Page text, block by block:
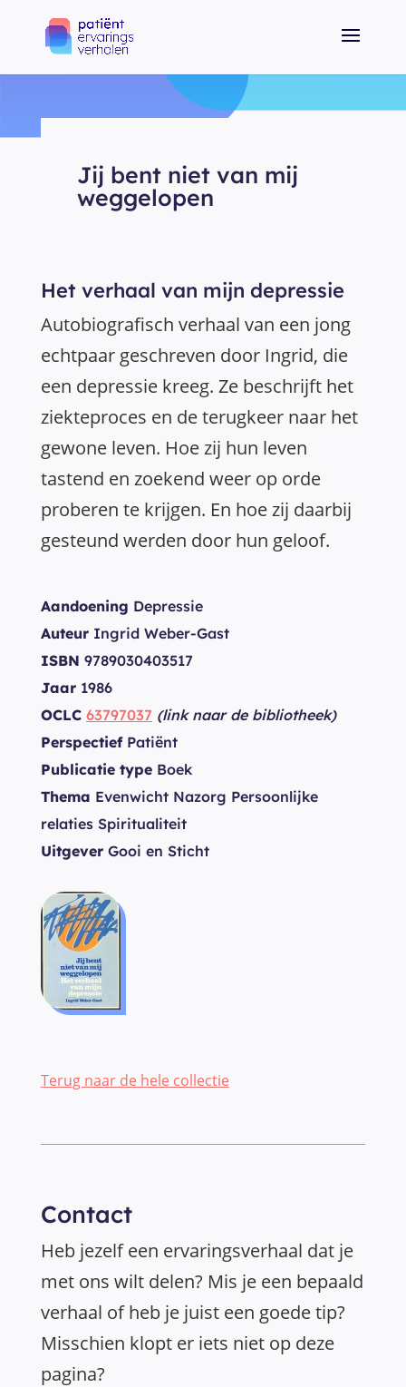
Jij bent niet van mij
weggelopen
Het verhaal van mijn depressie
Autobiografisch verhaal van een jong
echtpaar geschreven door Ingrid, die
een depressie kreeg. Ze beschrijft het
ziekteproces en de terugkeer naar het
gewone leven. Hoe zij hun leven
tastend en zoekend weer op orde
proberen te krijgen. En hoe zij daarbij
gesteund werden door hun geloof.
Aandoening Depressie
Auteur Ingrid Weber-Gast
ISBN 9789030403517
Jaar 1986
OCLC 63797037 (link naar de bibliotheek)
PerspectiefPatiënt
Publicatie type Boek
Thema Evenwicht Nazorg Persoonlijke
relaties Spiritualiteit
Uitgever Gooi en Sticht
Terug naar de hele collectie
Contact
Heb jezelf een ervaringsverhaal dat je
met ons wilt delen? Mis je een bepaald
verhaal of heb je juist een goede tip?
Misschien klopt er iets niet op deze
pagina?